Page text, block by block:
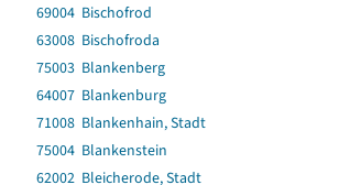
69004 Bischofrod
63008 Bischofroda
75003 Blankenberg
64007 Blankenburg
71008 Blankenhain, Stadt
75004 Blankenstein
62002 Bleicherode, Stadt